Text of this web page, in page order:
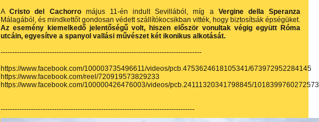
ACristo del Cachorromájus 11-én indult Sevillából, míg a Vergine della Speranza
Málagából, és mindkettőt gondosan védett szállítókocsikban vitték, hogy biztosítsák épségüket.
Az esemény kiemelkedő jelentőségű volt, hiszen először vonultak végig együtt Róma
utcáin, egyesítve a spanyol vallási művészet két ikonikus alkotását.
--------------------------------------------------------------------------------------
https://www.facebook.com/100003735496611/videos/pcb.4753624618105341/673972952284145
https://www.facebook.com/reel/720919573829233
https://www.facebook.com/100000426476003/videos/pcb.24111320341798845/1018399760272573
-----------------------------------------------------------------------------------